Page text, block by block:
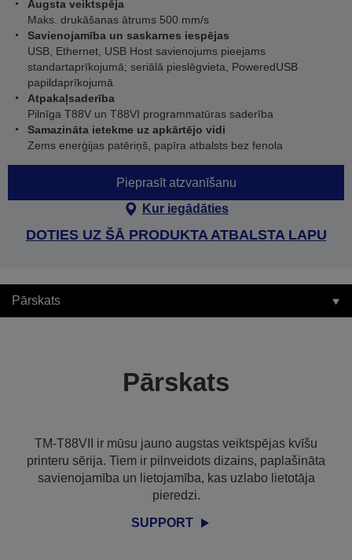
Augsta veiktspēja
Maks. drukāšanas ātrums 500 mm/s
Savienojamība un saskarnes iespējas
USB, Ethernet, USB Host savienojums pieejams
standartaprīkojumā; seriālā pieslēgvieta, PoweredUSB
papildaprīkojumā
Atpakaļsaderība
Pilnīga T88V un T88VI programmatūras saderība
Samazināta ietekme uz apkārtējo vidi
Zems enerģijas patēriņš, papīra atbalsts bez fenola
Pieprasīt atzvanīšanu
Kur iegādāties
DOTIES UZ ŠĀ PRODUKTA ATBALSTA LAPU
Pārskats
Pārskats
TM-T88VII ir mūsu jauno augstas veiktspējas kvīšu
printeru sērija. Tiem ir pilnveidots dizains, paplašināta
savienojamība un lietojamība, kas uzlabo lietotāja
pieredzi.
SUPPORT